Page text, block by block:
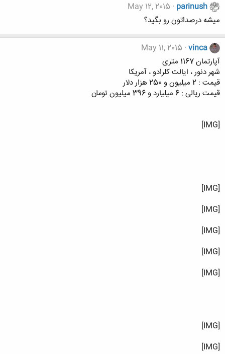
parinush
May 12, 2015
میشه درصداتون رو بگید؟
vinca
May 11, 2015
آپارتمان 1167 متری
شهر دنور ، ایالت کلرادو ، آمریکا
قیمت : 2 میلیون و 250 هزار دلار
قیمت ریالی : 6 میلیارد و 396 میلیون تومان
[IMG]
[IMG]
[IMG]
[IMG]
[IMG]
[IMG]
[IMG]
[IMG]